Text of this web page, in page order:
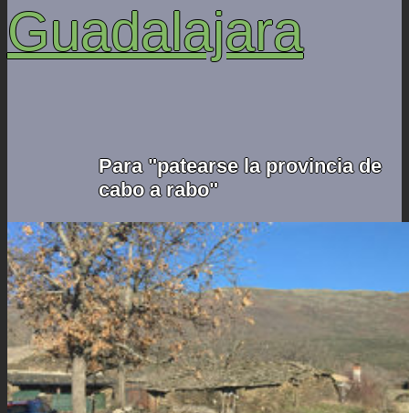
Guadalajara
Para "patearse la provincia de
cabo a rabo"